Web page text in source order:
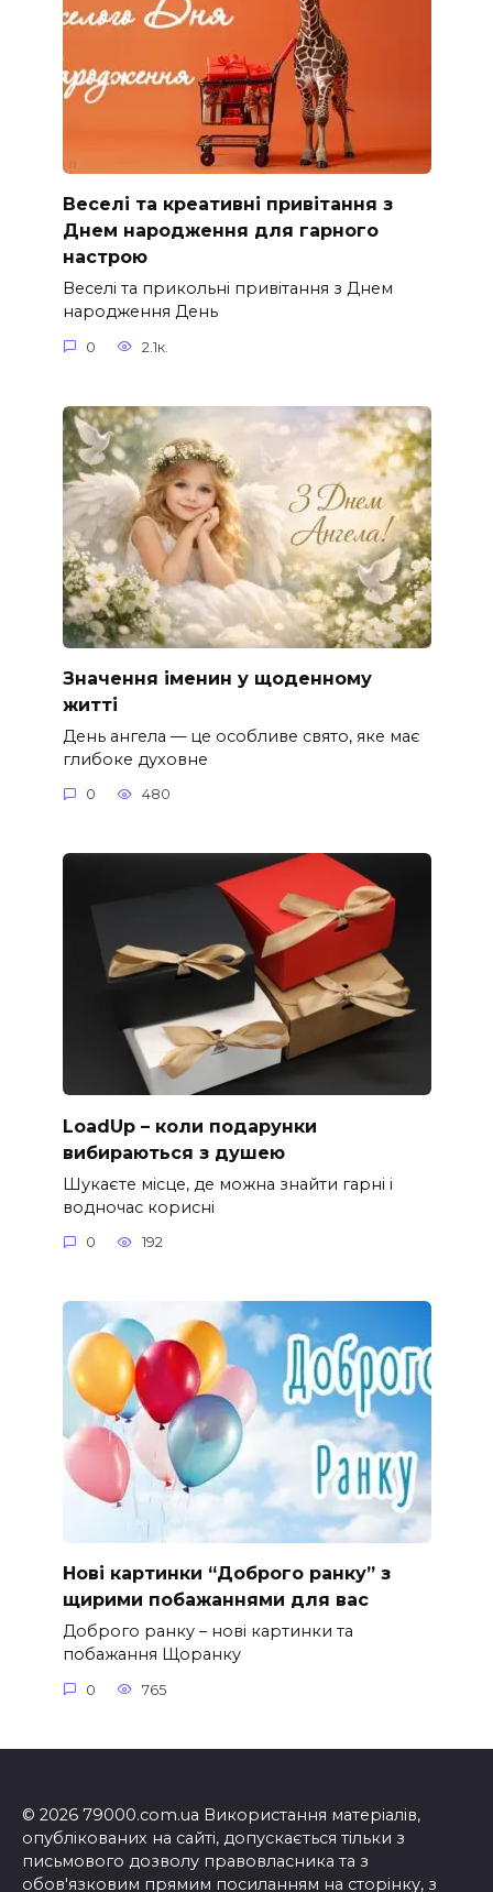
Веселі та креативні привітання з
Днем народження для гарного
настрою
Веселі та прикольні привітання з Днем
народження День
0 2.1к.
Значення іменин у щоденному
житті
День ангела — це особливе свято, яке має
глибоке духовне
0 480
LoadUp – коли подарунки
вибираються з душею
Шукаєте місце, де можна знайти гарні і
водночас корисні
0 192
Нові картинки “Доброго ранку” з
щирими побажаннями для вас
Доброго ранку – нові картинки та
побажання Щоранку
0 765
© 2026 79000.com.ua Використання матеріалів,
опублікованих на сайті, допускається тільки з
письмового дозволу правовласника та з
обов'язковим прямим посиланням на сторінку, з